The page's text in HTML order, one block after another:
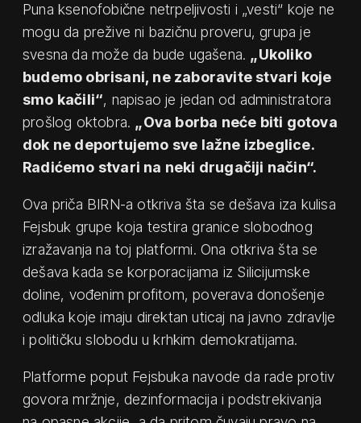
Puna ksenofobične netrpeljivosti i „vesti“ koje ne
mogu da prežive ni bazičnu proveru, grupa je
svesna da može da bude ugašena. „Ukoliko
budemo obrisani, ne zaboravite stvari koje
smo kačili“, napisao je jedan od administratora
prošlog oktobra. „Ova borba neće biti gotova
dok ne deportujemo sve lažne izbeglice.
Radićemo stvari na neki drugačiji način“.
Ova priča BIRN-a otkriva šta se dešava iza kulisa
Fejsbuk grupe koja testira granice slobodnog
izražavanja na toj platformi. Ona otkriva šta se
dešava kada se korporacijama iz Silicijumske
doline, vođenim profitom, poverava donošenje
odluka koje imaju direktan uticaj na javno zdravlje
i političku slobodu u krhkim demokratijama.
Platforme poput Fejsbuka navode da rade protiv
govora mržnje, dezinformacija i podstrekivanja